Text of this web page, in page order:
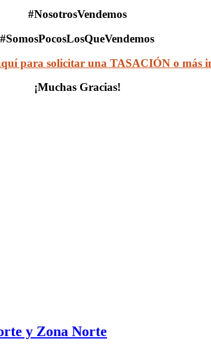
#NosotrosVendemos
#SomosPocosLosQueVendemos
para solicitar una TASACIÓN o más
¡Muchas Gracias!
y Zona Norte